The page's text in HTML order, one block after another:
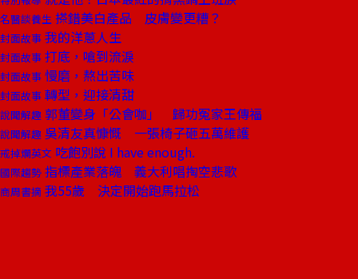
名醫談養生 搽錯美白產品 皮膚變更糟？
封面故事 我的洋蔥人生
封面故事 打底，嗆到流淚
封面故事 慢磨，熬出苦味
封面故事 轉型，迎接清甜
說聞解趣 郭董變身「公會咖」 歸功冤家王傳福
說聞解趣 吳清友真慷慨 一張椅子砸五萬維護
戒掉爛英文 吃飽別說 I have enough.
國際趨勢 指標產業落魄 義大利唱掏空悲歌
商周書摘 我55歲 決定開始跑馬拉松